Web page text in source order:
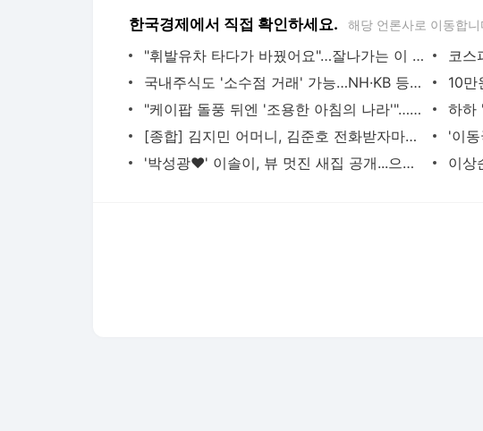
한국경제에서 직접 확인하세요. 해당 언론사로 이동합니
"휘발유차 타다가 바꿨어요"…잘나가는 이 차 인기 비결은
국내주식도 '소수점 거래' 가능…NH·KB 등 5개사 출격
"케이팝 돌풍 뒤엔 '조용한 아침의 나라'"…NYT 한국 여행기
[종합] 김지민 어머니, 김준호 전화받자마자 뚝…"결혼 반대해도 설득할 자신있어" ('미우새')
'박성광♥' 이솔이, 뷰 멋진 새집 공개...으리으리한 인테리어[TEN★]